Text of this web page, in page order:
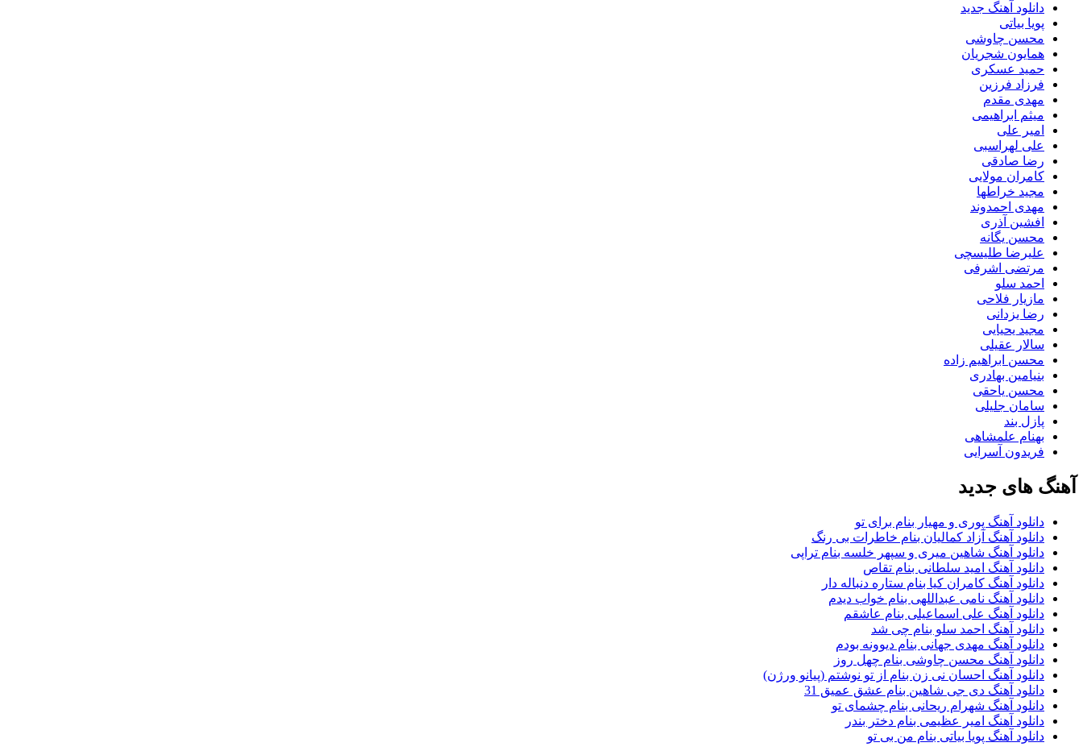
دانلود آهنگ جدید
پویا بیاتی
محسن چاوشی
همایون شجریان
حمید عسکری
فرزاد فرزین
مهدی مقدم
میثم ابراهیمی
امیر علی
علی لهراسبی
رضا صادقی
کامران مولایی
مجید خراطها
مهدی احمدوند
افشین آذری
محسن یگانه
علیرضا طلیسچی
مرتضی اشرفی
احمد سلو
مازیار فلاحی
رضا یزدانی
مجید یحیایی
سالار عقیلی
محسن ابراهیم زاده
بنیامین بهادری
محسن یاحقی
سامان جلیلی
پازل بند
بهنام علمشاهی
فریدون آسرایی
آهنگ های جدید
دانلود آهنگ پوری و مهیار بنام برای تو
دانلود آهنگ آزاد کمالیان بنام خاطرات بی رنگ
دانلود آهنگ شاهین میری و سپهر خلسه بنام تراپی
دانلود آهنگ امید سلطانی بنام تقاص
دانلود آهنگ کامران کیا بنام ستاره دنباله دار
دانلود آهنگ نامی عبداللهی بنام خواب دیدم
دانلود آهنگ علی اسماعیلی بنام عاشقم
دانلود آهنگ احمد سلو بنام چی شد
دانلود آهنگ مهدی جهانی بنام دیوونه بودم
دانلود آهنگ محسن چاوشی بنام چهل روز
دانلود آهنگ احسان نی زن بنام از تو نوشتم (پیانو ورژن)
دانلود آهنگ دی جی شاهین بنام عشق عمیق 31
دانلود آهنگ شهرام ریحانی بنام چشمای تو
دانلود آهنگ امیر عظیمی بنام دختر بندر
دانلود آهنگ پویا بیاتی بنام من بی تو